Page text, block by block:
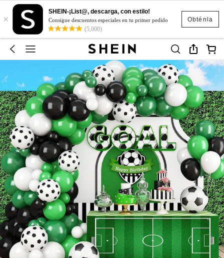
Obténla
×
SHEIN-¡List@, descarga, con estilo!
Consigue descuentos especiales en tu primer pedido
(5,000)